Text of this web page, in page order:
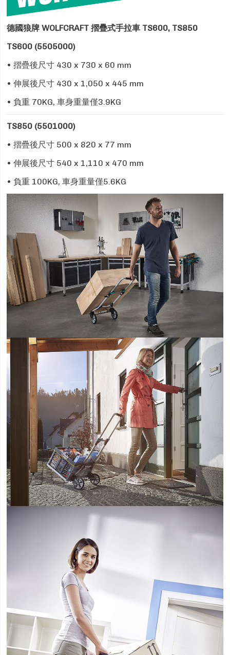
德國狼牌 WOLFCRAFT 摺疊式手拉車 TS600, TS850
TS600 (5505000)
• 摺疊後尺寸 430 x 730 x 60 mm
• 伸展後尺寸 430 x 1,050 x 445 mm
• 負重 70KG, 車身重量僅3.9KG
TS850 (5501000)
• 摺疊後尺寸 500 x 820 x 77 mm
• 伸展後尺寸 540 x 1,110 x 470 mm
• 負重 100KG, 車身重量僅5.6KG